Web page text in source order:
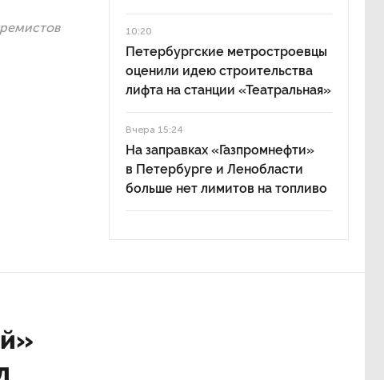
10:20
Петербургские метростроевцы
оценили идею строительства
лифта на станции «Театральная»
Вчера 15:24
На заправках «Газпромнефти»
в Петербурге и Ленобласти
больше нет лимитов на топливо